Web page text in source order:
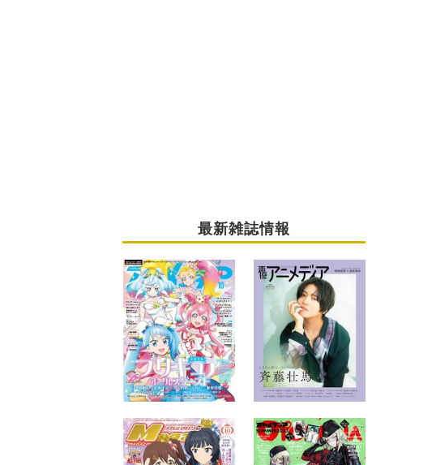
最新雑誌情報